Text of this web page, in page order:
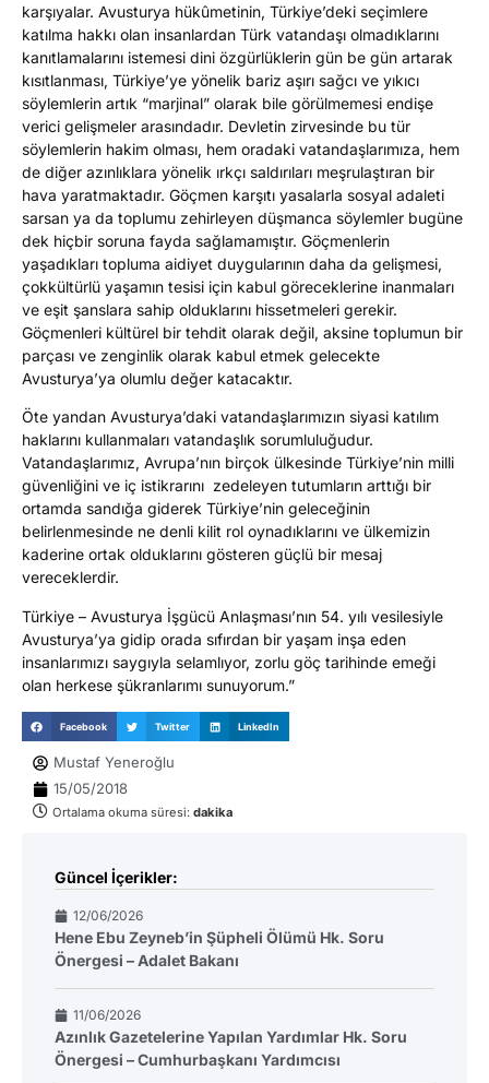
karşıyalar. Avusturya hükûmetinin, Türkiye’deki seçimlere
katılma hakkı olan insanlardan Türk vatandaşı olmadıklarını
kanıtlamalarını istemesi dini özgürlüklerin gün be gün artarak
kısıtlanması, Türkiye’ye yönelik bariz aşırı sağcı ve yıkıcı
söylemlerin artık “marjinal” olarak bile görülmemesi endişe
verici gelişmeler arasındadır. Devletin zirvesinde bu tür
söylemlerin hakim olması, hem oradaki vatandaşlarımıza, hem
de diğer azınlıklara yönelik ırkçı saldırıları meşrulaştıran bir
hava yaratmaktadır. Göçmen karşıtı yasalarla sosyal adaleti
sarsan ya da toplumu zehirleyen düşmanca söylemler bugüne
dek hiçbir soruna fayda sağlamamıştır. Göçmenlerin
yaşadıkları topluma aidiyet duygularının daha da gelişmesi,
çokkültürlü yaşamın tesisi için kabul göreceklerine inanmaları
ve eşit şanslara sahip olduklarını hissetmeleri gerekir.
Göçmenleri kültürel bir tehdit olarak değil, aksine toplumun bir
parçası ve zenginlik olarak kabul etmek gelecekte
Avusturya’ya olumlu değer katacaktır.
Öte yandan Avusturya’daki vatandaşlarımızın siyasi katılım
haklarını kullanmaları vatandaşlık sorumluluğudur.
Vatandaşlarımız, Avrupa’nın birçok ülkesinde Türkiye’nin milli
güvenliğini ve iç istikrarını zedeleyen tutumların arttığı bir
ortamda sandığa giderek Türkiye’nin geleceğinin
belirlenmesinde ne denli kilit rol oynadıklarını ve ülkemizin
kaderine ortak olduklarını gösteren güçlü bir mesaj
vereceklerdir.
Türkiye – Avusturya İşgücü Anlaşması’nın 54. yılı vesilesiyle
Avusturya’ya gidip orada sıfırdan bir yaşam inşa eden
insanlarımızı saygıyla selamlıyor, zorlu göç tarihinde emeği
olan herkese şükranlarımı sunuyorum.”
Facebook Twitter LinkedIn
Mustaf Yeneroğlu
15/05/2018
Ortalama okuma süresi: dakika
Güncel İçerikler:
12/06/2026
Hene Ebu Zeyneb’in Şüpheli Ölümü Hk. Soru
Önergesi – Adalet Bakanı
11/06/2026
Azınlık Gazetelerine Yapılan Yardımlar Hk. Soru
Önergesi – Cumhurbaşkanı Yardımcısı